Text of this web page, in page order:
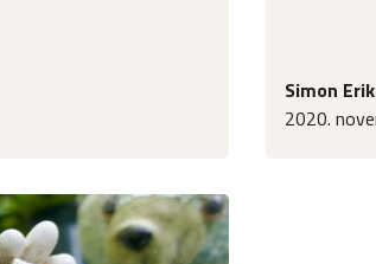
Simon
2020.